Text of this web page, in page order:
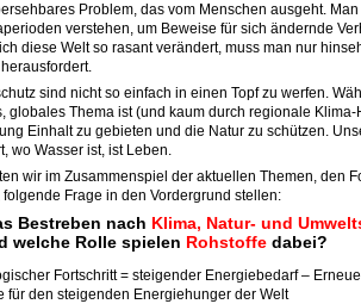
Problem, das vom Menschen ausgeht.
verstehen, um Beweise für sich ändernde
diese Welt so rasant verändert, muss man nur
sind nicht so einfach in einen Topf zu werfen.
globales Thema ist (und kaum durch regionale
Einhalt zu gebieten und die Natur zu schützen.
wo Wasser ist, ist Leben.
wir im Zusammenspiel der aktuellen Themen, den
Frage in den Vordergrund stellen:
Bestreben nach Klima, Natur- und
welche Rolle spielen Rohstoffe dabei?
Fortschritt = steigender Energiebedarf –
für den steigenden Energiehunger der Welt